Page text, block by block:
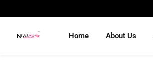
Home About Us